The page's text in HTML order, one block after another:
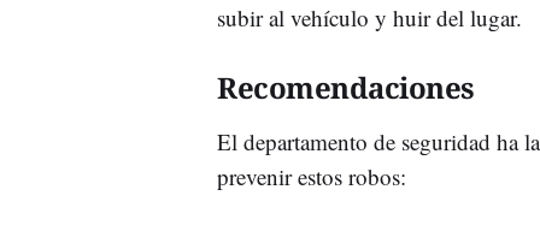
subir al vehículo y huir del lugar.
Recomendaciones
El departamento de seguridad ha
prevenir estos robos: